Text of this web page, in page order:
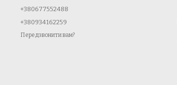
+380677552488
+380934162259
Передзвонити вам?